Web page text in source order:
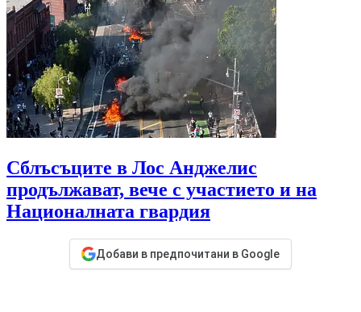
Сблъсъците в Лос Анджелис
продължават, вече с участието и на
Националната гвардия
Добави в предпочитани в Google